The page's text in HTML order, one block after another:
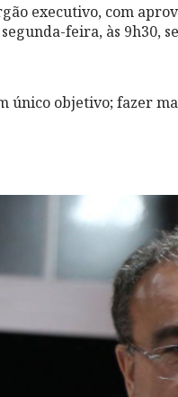
executivo, com
feira, às 9h30,
único objetivo; fazer